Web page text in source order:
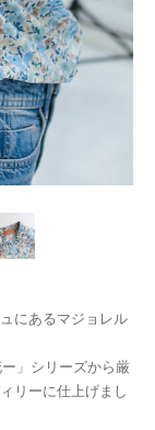
にあるマジョレル
」シリーズから厳
リーに仕上げまし